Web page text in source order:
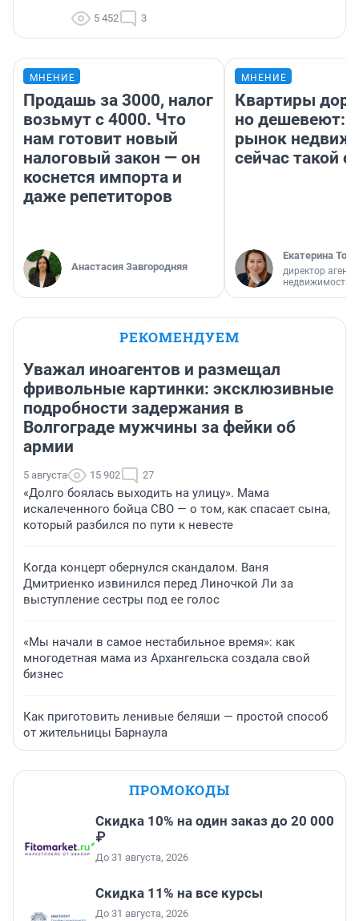
5 452 3
МНЕНИЕ
Продашь за 3000, налог
возьмут с 4000. Что
нам готовит новый
налоговый закон — он
коснется импорта и
даже репетиторов
Анастасия Завгородняя
МНЕНИЕ
Квартиры
но дешевеют:
рынок
сейчас такой
Екатерина
директор
недвижимости
РЕКОМЕНДУЕМ
Уважал иноагентов и размещал
фривольные картинки: эксклюзивные
подробности задержания в
Волгограде мужчины за фейки об
армии
5 августа 15 902 27
«Долго боялась выходить на улицу». Мама
искалеченного бойца СВО — о том, как спасает сына,
который разбился по пути к невесте
Когда концерт обернулся скандалом. Ваня
Дмитриенко извинился перед Линочкой Ли за
выступление сестры под ее голос
«Мы начали в самое нестабильное время»: как
многодетная мама из Архангельска создала свой
бизнес
Как приготовить ленивые беляши — простой способ
от жительницы Барнаула
ПРОМОКОДЫ
Скидка 10% на один заказ до 20 000
₽
До 31 августа, 2026
Скидка 11% на все курсы
До 31 августа, 2026